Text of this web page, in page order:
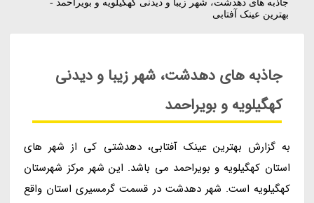
جاذبه های دهدشت، شهر زیبا و دیدنی کهگیلویه و بویراحمد -
بهترین عینک آفتابی
جاذبه های دهدشت، شهر زیبا و دیدنی
کهگیلویه و بویراحمد
به گزارش بهترین عینک آفتابی، دهدشتی کی از شهر های
استان کهگیلویه و بویراحمد می باشد. این شهر مرکز شهرستان
کهگیلویه است. شهر دهدشت در قسمت گرمسیری استان واقع